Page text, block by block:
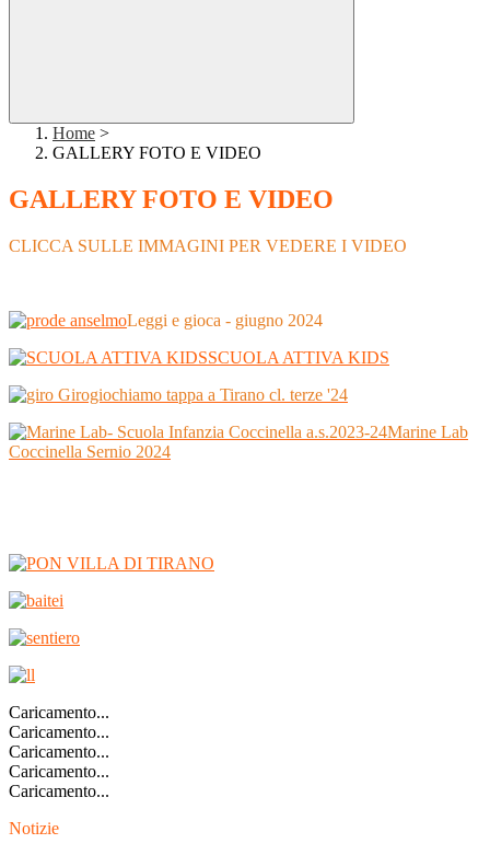
Home >
GALLERY FOTO E VIDEO
GALLERY FOTO E VIDEO
CLICCA SULLE IMMAGINI PER VEDERE I VIDEO
Leggi e gioca - giugno 2024
SCUOLA ATTIVA KIDS
Girogiochiamo tappa a Tirano cl. terze '24
Marine Lab
Coccinella Sernio 2024
Caricamento...
Caricamento...
Caricamento...
Caricamento...
Caricamento...
Notizie